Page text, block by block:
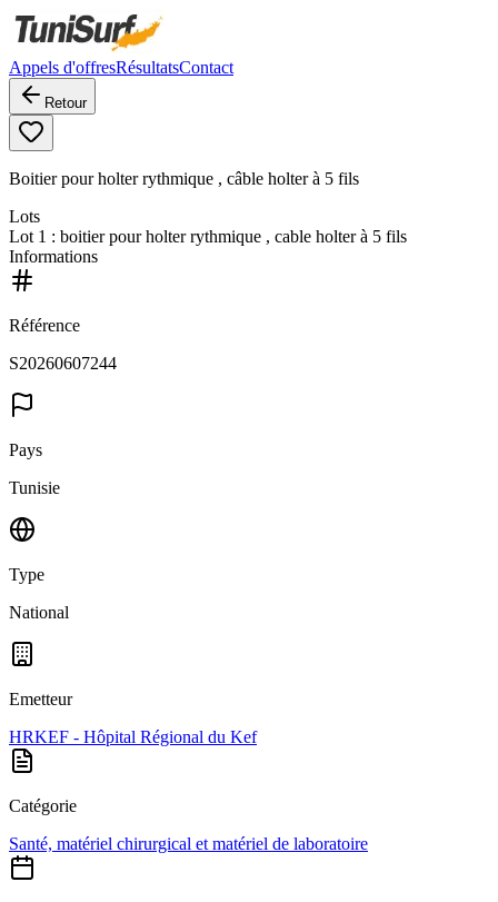
Appels d'offresRésultatsContact
Retour
Boitier pour holter rythmique , câble holter à 5 fils
Lots
Lot 1 : boitier pour holter rythmique , cable holter à 5 fils
Informations
Référence
S20260607244
Pays
Tunisie
Type
National
Emetteur
HRKEF - Hôpital Régional du Kef
Catégorie
Santé, matériel chirurgical et matériel de laboratoire